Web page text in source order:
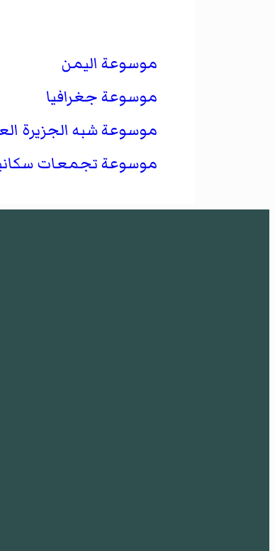
موسوعة اليمن
موسوعة جغرافيا
موسوعة شبه الجزيرة
موسوعة تجمعات